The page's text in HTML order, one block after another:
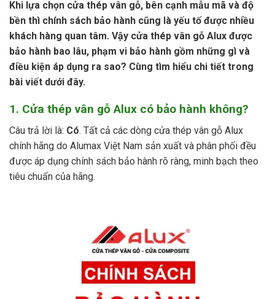
Khi lựa chọn cửa thép vân gỗ, bên cạnh mẫu mã và độ
bền thì chính sách bảo hành cũng là yếu tố được nhiều
khách hàng quan tâm. Vậy cửa thép vân gỗ Alux được
bảo hành bao lâu, phạm vi bảo hành gồm những gì và
điều kiện áp dụng ra sao? Cùng tìm hiểu chi tiết trong
bài viết dưới đây.
1. Cửa thép vân gỗ Alux có bảo hành không?
Câu trả lời là: Có. Tất cả các dòng cửa thép vân gỗ Alux
chính hãng do Alumax Việt Nam sản xuất và phân phối đều
được áp dụng chính sách bảo hành rõ ràng, minh bạch theo
tiêu chuẩn của hãng.